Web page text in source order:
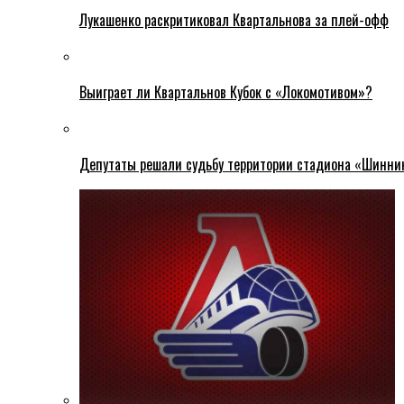
Лукашенко раскритиковал Квартальнова за плей-офф
Выиграет ли Квартальнов Кубок с «Локомотивом»?
Депутаты решали судьбу территории стадиона